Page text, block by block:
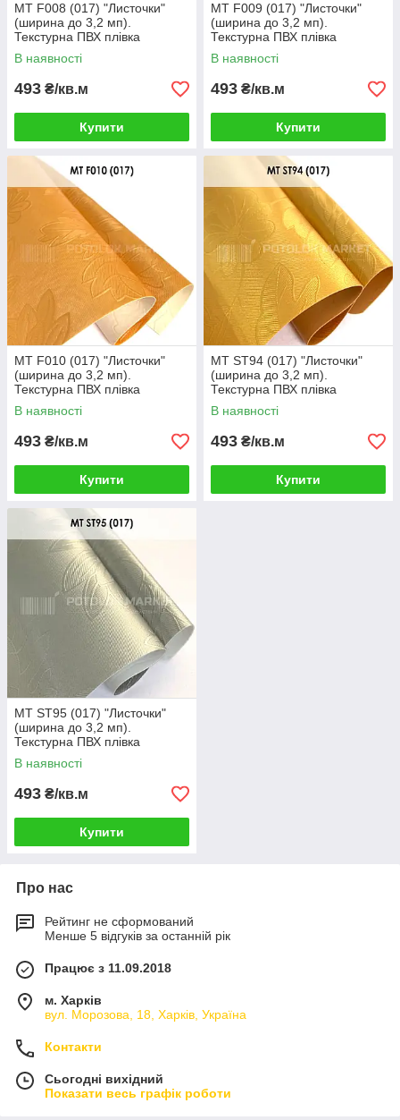
MT F008 (017) "Листочки"
(ширина до 3,2 мп).
Текстурна ПВХ плівка
В наявності
493 ₴/кв.м
Купити
MT F009 (017) "Листочки"
(ширина до 3,2 мп).
Текстурна ПВХ плівка
В наявності
493 ₴/кв.м
Купити
MT F010 (017) "Листочки"
(ширина до 3,2 мп).
Текстурна ПВХ плівка
В наявності
493 ₴/кв.м
Купити
MT ST94 (017) "Листочки"
(ширина до 3,2 мп).
Текстурна ПВХ плівка
В наявності
493 ₴/кв.м
Купити
MT ST95 (017) "Листочки"
(ширина до 3,2 мп).
Текстурна ПВХ плівка
В наявності
493 ₴/кв.м
Купити
Про нас
Рейтинг не сформований
Менше 5 відгуків за останній рік
Працює з 11.09.2018
м. Харків
вул. Морозова, 18, Харків, Україна
Контакти
Сьогодні вихідний
Показати весь графік роботи